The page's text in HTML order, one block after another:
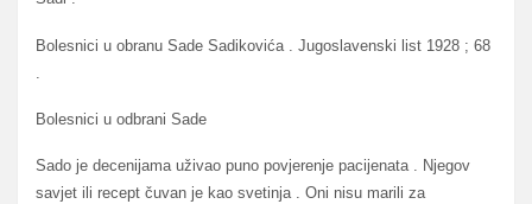
Bolesnici u obranu Sade Sadikovića . Jugoslavenski list 1928 ; 68
Bolesnici u odbrani Sade
Sado je decenijama uživao puno povjerenje pacijenata . Njegov
savjet ili recept čuvan je kao svetinja . Oni nisu marili za